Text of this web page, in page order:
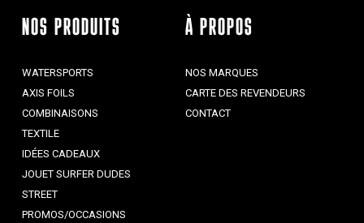
NOS PRODUITS
WATERSPORTS
AXIS FOILS
COMBINAISONS
TEXTILE
IDÉES CADEAUX
JOUET SURFER DUDES
STREET
PROMOS/OCCASIONS
À PROPOS
NOS MARQUES
CARTE DES REVENDEURS
CONTACT